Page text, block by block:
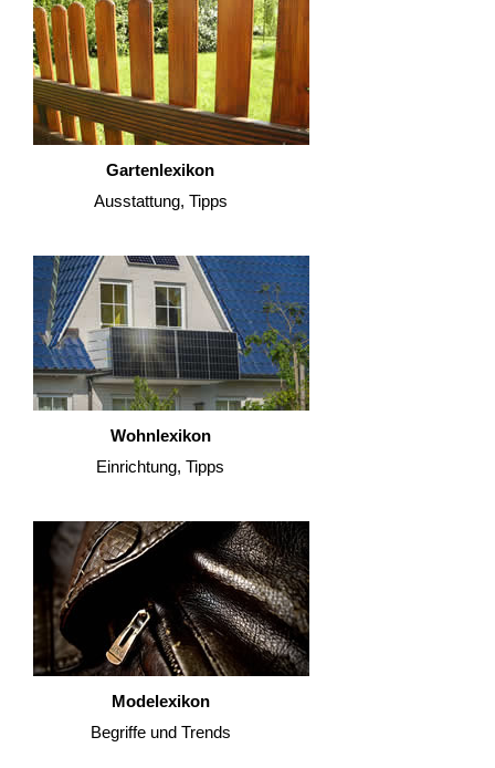
Gartenlexikon
Ausstattung, Tipps
Wohnlexikon
Einrichtung, Tipps
Modelexikon
Begriffe und Trends